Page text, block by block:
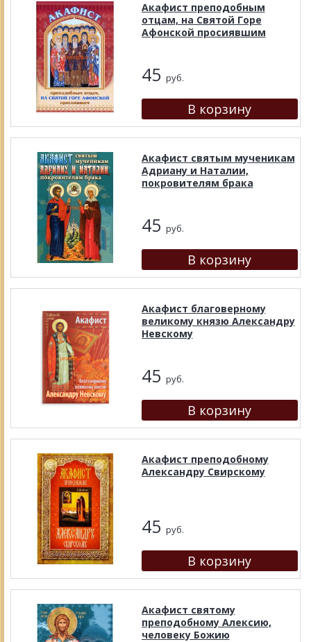
Акафист преподобным
отцам, на Святой Горе
Афонской просиявшим
45 руб.
Акафист святым мученикам
Адриану и Наталии,
покровителям брака
45 руб.
Акафист благоверному
великому князю Александру
Невскому
45 руб.
Акафист преподобному
Александру Свирскому
45 руб.
Акафист святому
преподобному Алексию,
человеку Божию